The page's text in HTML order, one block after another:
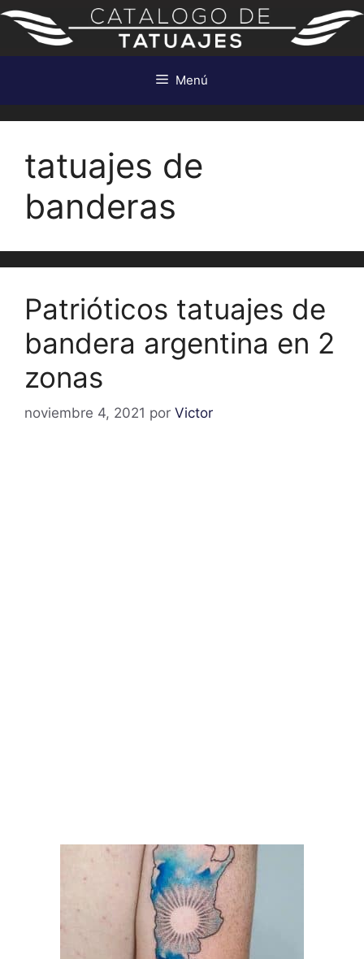
Saltar
contenido
Menú
tatuajes de
banderas
Patrióticos tatuajes de
bandera argentina en 2
zonas
noviembre 4, 2021 por Victor